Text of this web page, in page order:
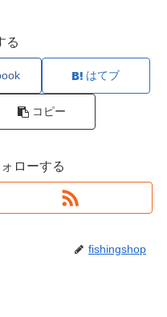
る
はてブ
コピー
ローする
fishingshop